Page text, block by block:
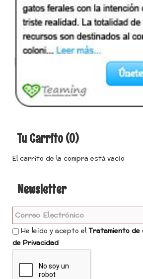
Tu Carrito (0)
El carrito de la compra está vacío
Newsletter
He leído y acepto elTratamiento
de Privacidad